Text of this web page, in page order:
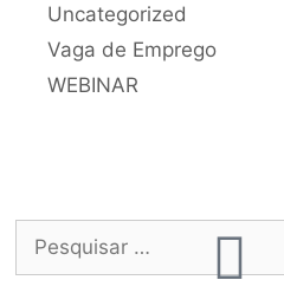
Uncategorized
Vaga de Emprego
WEBINAR